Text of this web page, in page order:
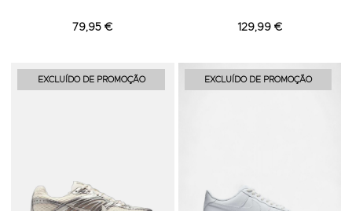
79,95 € 129,99 €
EXCLUÍDO DE PROMOÇÃO Adicionar aos Favoritos
EXCLUÍDO DE PROMOÇÃO